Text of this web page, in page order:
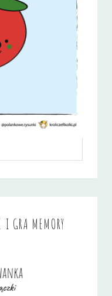
I GRA MEMORY